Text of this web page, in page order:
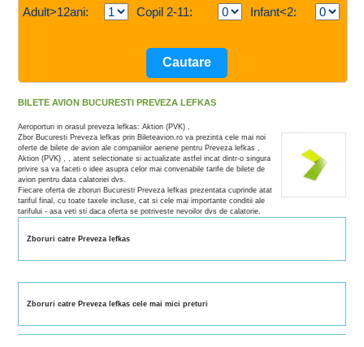
Adult>12ani: Copil 2-11: Infant<2:
BILETE AVION BUCURESTI PREVEZA LEFKAS
Aeroporturi in orasul preveza lefkas: Aktion (PVK) ,
Zbor Bucuresti Preveza lefkas prin Bileteavion.ro va prezinta cele mai noi
oferte de bilete de avion ale companiilor aeriene pentru Preveza lefkas ,
Aktion (PVK) , , atent selectionate si actualizate astfel incat dintr-o singura
privire sa va faceti o idee asupra celor mai convenabile tarife de bilete de
avion pentru data calatoriei dvs.
Fiecare oferta de zboruri Bucuresti Preveza lefkas prezentata cuprinde atat
tariful final, cu toate taxele incluse, cat si cele mai importante conditii ale
tarifului - asa veti sti daca oferta se potriveste nevoilor dvs de calatorie.
Zboruri catre Preveza lefkas
Zboruri catre Preveza lefkas cele mai mici preturi